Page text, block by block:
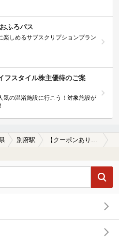
ふろパス
楽しめるサブスクリプションプラン
フスタイル株主優待のご案
気の温浴施設に行こう！対象施設が
別府駅 【クーポンあり】食事が楽しめる別府駅近くの温泉、日帰り温泉、スーパー銭湯おすすめ